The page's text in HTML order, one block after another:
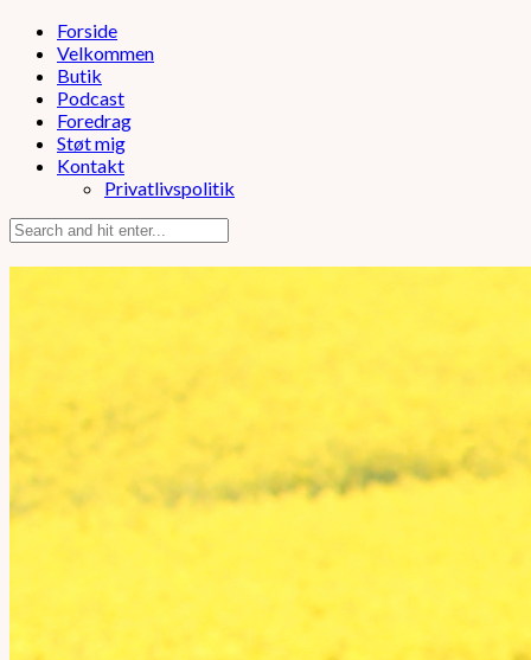
Forside
Velkommen
Butik
Podcast
Foredrag
Støt mig
Kontakt
Privatlivspolitik